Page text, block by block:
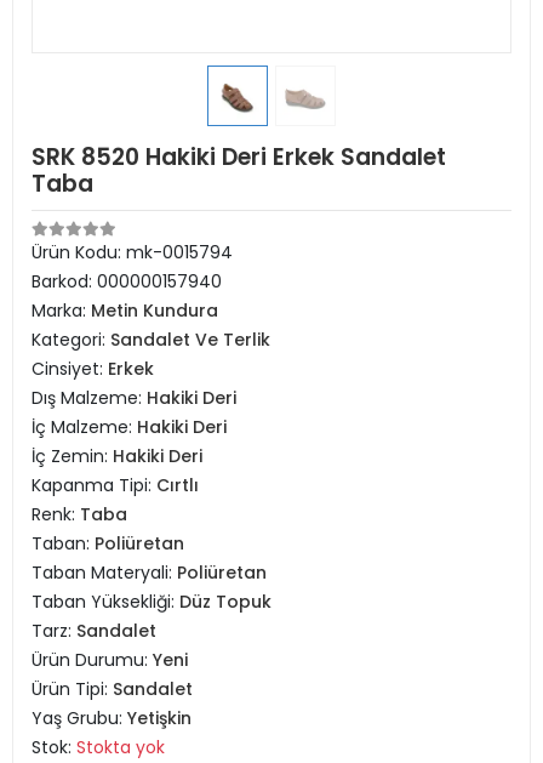
SRK 8520 Hakiki Deri Erkek Sandalet
Taba
Ürün Kodu: mk-0015794
Barkod: 000000157940
Marka: Metin Kundura
Kategori: Sandalet Ve Terlik
Cinsiyet: Erkek
Dış Malzeme: Hakiki Deri
İç Malzeme: Hakiki Deri
İç Zemin: Hakiki Deri
Kapanma Tipi: Cırtlı
Renk: Taba
Taban: Poliüretan
Taban Materyali: Poliüretan
Taban Yüksekliği: Düz Topuk
Tarz: Sandalet
Ürün Durumu: Yeni
Ürün Tipi: Sandalet
Yaş Grubu: Yetişkin
Stok: Stokta yok